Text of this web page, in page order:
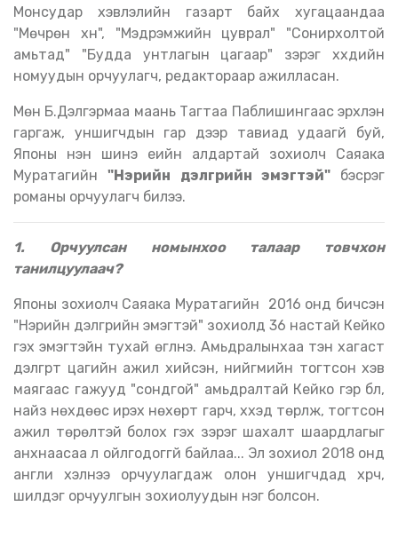
Монсудар хэвлэлийн газарт байх хугацаандаа
"Мөчрөн хүн", "Мэдрэмжийн цуврал" "Сонирхолтой
амьтад" "Будда унтлагын цагаар" зэрэг хүүхдийн
номуудын орчуулагч, редактораар ажилласан.
Мөн Б.Дэлгэрмаа маань Тагтаа Паблишингаас эрхлэн
гаргаж, уншигчдын гар дээр тавиад удаагүй буй,
Японы нэн шинэ үеийн алдартай зохиолч Саяака
Муратагийн
"Нэрийн дэлгүүрийн эмэгтэй"
бэсрэг
романы орчуулагч билээ.
1. Орчуулсан номынхоо талаар товчхон
танилцуулаач?
Японы зохиолч Саяака Муратагийн 2016 онд бичсэн
"Нэрийн дэлгүүрийн эмэгтэй" зохиолд 36 настай Кейко
гэх эмэгтэйн тухай өгүүлнэ. Амьдралынхаа тэн хагаст
дэлгүүрт цагийн ажил хийсэн, нийгмийн тогтсон хэв
маягаас гажууд "сондгой" амьдралтай Кейко гэр бүл,
найз нөхдөөс ирэх нөхөрт гарч, хүүхэд төрүүлж, тогтсон
ажил төрөлтэй болох гэх зэрэг шахалт шаардлагыг
анхнаасаа л ойлгодоггүй байлаа... Эл зохиол 2018 онд
англи хэлнээ орчуулагдаж олон уншигчдад хүрч,
шилдэг орчуулгын зохиолуудын нэг болсон.